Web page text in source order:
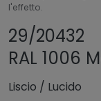
l'effetto.
29/20432
RAL 1006
Liscio / Lucido